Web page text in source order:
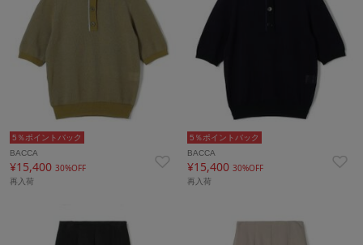
5％ポイントバック
BACCA
¥15,400 30%OFF
再入荷
5％ポイントバック
BACCA
¥15,40030%OFF
再入荷